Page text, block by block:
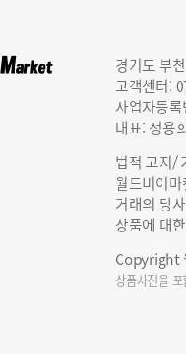
경기도 부
고객센터:
사업자등
대표: 정용
법적 고지/
월드비어
거래의 당
상품에 대
Copyright
상품사진을